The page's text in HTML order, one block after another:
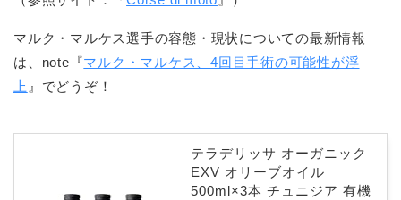
マルク・マルケス選手の容態・現状についての最新情報
は、note『マルク・マルケス、4回目手術の可能性が浮
上 』でどうぞ！
テラデリッサ オーガニック
EXV オリーブオイル
500ml×3本 チュニジア 有機